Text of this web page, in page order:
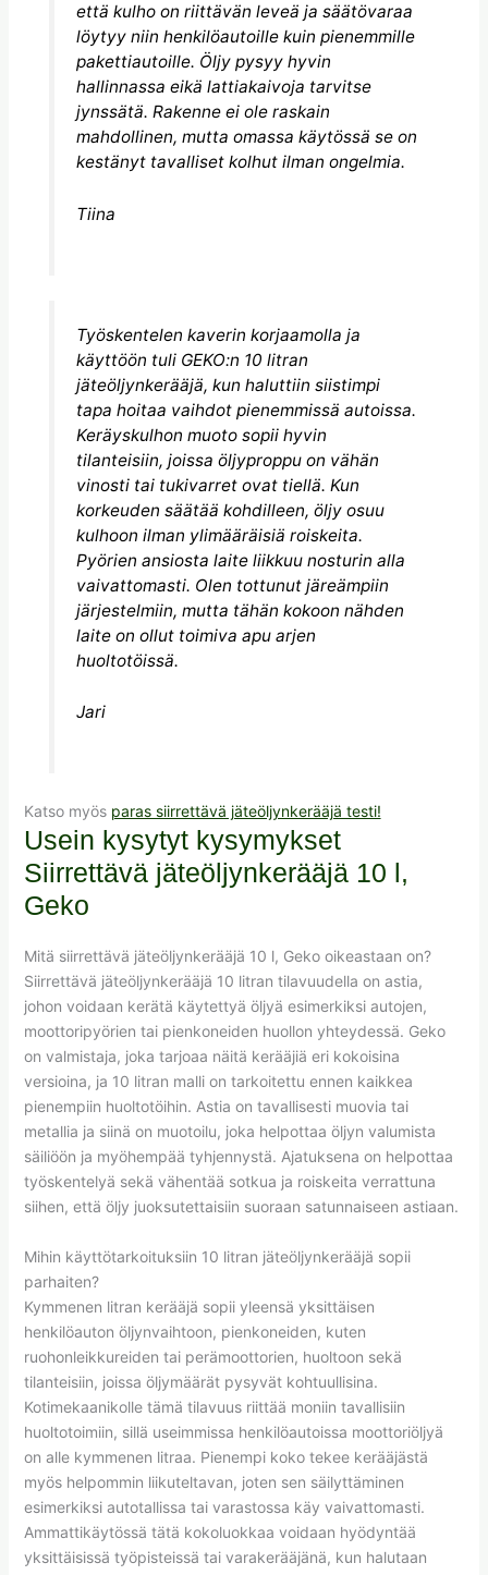
että kulho on riittävän leveä ja säätövaraa
löytyy niin henkilöautoille kuin pienemmille
pakettiautoille. Öljy pysyy hyvin
hallinnassa eikä lattiakaivoja tarvitse
jynssätä. Rakenne ei ole raskain
mahdollinen, mutta omassa käytössä se on
kestänyt tavalliset kolhut ilman ongelmia.
Tiina
Työskentelen kaverin korjaamolla ja
käyttöön tuli GEKO:n 10 litran
jäteöljynkerääjä, kun haluttiin siistimpi
tapa hoitaa vaihdot pienemmissä autoissa.
Keräyskulhon muoto sopii hyvin
tilanteisiin, joissa öljyproppu on vähän
vinosti tai tukivarret ovat tiellä. Kun
korkeuden säätää kohdilleen, öljy osuu
kulhoon ilman ylimääräisiä roiskeita.
Pyörien ansiosta laite liikkuu nosturin alla
vaivattomasti. Olen tottunut järeämpiin
järjestelmiin, mutta tähän kokoon nähden
laite on ollut toimiva apu arjen
huoltotöissä.
Jari
Katso myös paras siirrettävä jäteöljynkerääjä testi!
Usein kysytyt kysymykset
Siirrettävä jäteöljynkerääjä 10 l,
Geko
Mitä siirrettävä jäteöljynkerääjä 10 l, Geko oikeastaan on?
Siirrettävä jäteöljynkerääjä 10 litran tilavuudella on astia,
johon voidaan kerätä käytettyä öljyä esimerkiksi autojen,
moottoripyörien tai pienkoneiden huollon yhteydessä. Geko
on valmistaja, joka tarjoaa näitä kerääjiä eri kokoisina
versioina, ja 10 litran malli on tarkoitettu ennen kaikkea
pienempiin huoltotöihin. Astia on tavallisesti muovia tai
metallia ja siinä on muotoilu, joka helpottaa öljyn valumista
säiliöön ja myöhempää tyhjennystä. Ajatuksena on helpottaa
työskentelyä sekä vähentää sotkua ja roiskeita verrattuna
siihen, että öljy juoksutettaisiin suoraan satunnaiseen astiaan.
Mihin käyttötarkoituksiin 10 litran jäteöljynkerääjä sopii
parhaiten?
Kymmenen litran kerääjä sopii yleensä yksittäisen
henkilöauton öljynvaihtoon, pienkoneiden, kuten
ruohonleikkureiden tai perämoottorien, huoltoon sekä
tilanteisiin, joissa öljymäärät pysyvät kohtuullisina.
Kotimekaanikolle tämä tilavuus riittää moniin tavallisiin
huoltotoimiin, sillä useimmissa henkilöautoissa moottoriöljyä
on alle kymmenen litraa. Pienempi koko tekee kerääjästä
myös helpommin liikuteltavan, joten sen säilyttäminen
esimerkiksi autotallissa tai varastossa käy vaivattomasti.
Ammattikäytössä tätä kokoluokkaa voidaan hyödyntää
yksittäisissä työpisteissä tai varakerääjänä, kun halutaan